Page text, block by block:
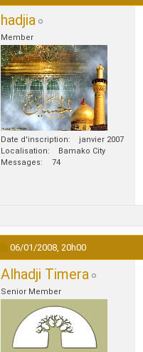
hadjia
Member
Date d'inscription
janvier 2007
Localisation
Bamako City
Messages
74
06/01/2008, 20h00
Alhadji Timera
Senior Member